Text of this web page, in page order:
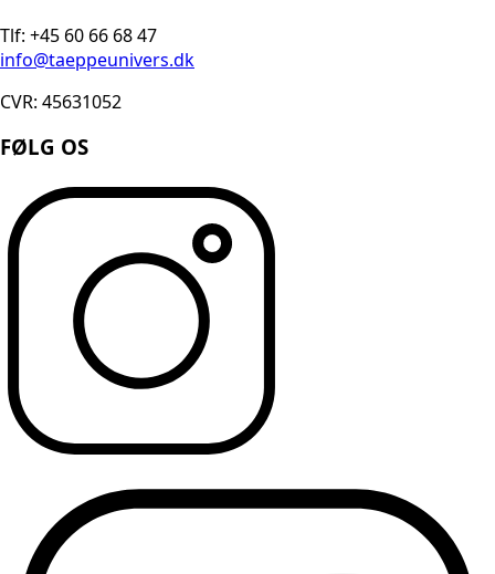
Tlf: +45 60 66 68 47
info@taeppeunivers.dk
CVR: 45631052
FØLG OS